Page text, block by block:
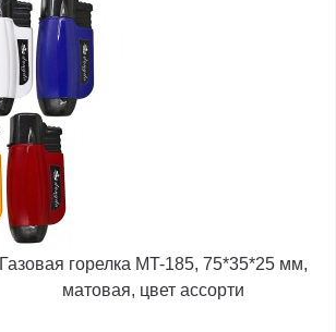
Газовая горелка MT-185, 75*35*25 мм,
матовая, цвет ассорти